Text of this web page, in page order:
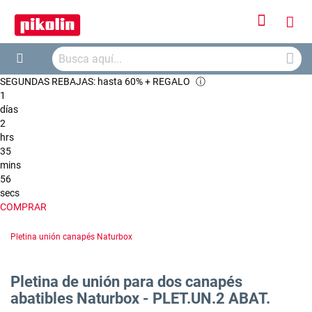
Iniciar
Buscar
SEGUNDAS REBAJAS: hasta 60% + REGALO ⓘ
1
días
2
hrs
35
mins
55
secs
COMPRAR
Pletina unión canapés Naturbox
Pletina de unión para dos canapés
abatibles Naturbox - PLET.UN.2 ABAT.